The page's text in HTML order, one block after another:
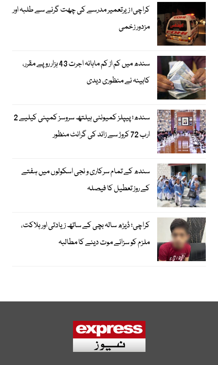
کراچی؛ زیرتعمیر مدرسے کی چھت گرنے سے طلبہ اور
مزدور زخمی
سندھ میں کم از کم ماہانہ اجرت 43 ہزار روپے مقرر،
کابینہ نے منظوری دیدی
سندھ؛ پیپلز کمیونٹی ہیلتھ سروسز کمپنی کیلیے 2
ارب 72 کروڑ سے زائد کی گرانٹ منظور
سندھ کے تمام سرکاری و نجی اسکولوں میں ہفتے
کے روز تعطیل کا فیصلہ
کراچی؛ ڈیڑھ سالہ بچی کے ساتھ زیادتی اور ہلاکت،
ملزم کو سزائے موت دینے کا مطالبہ